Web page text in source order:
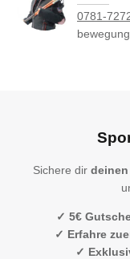
0781-
Sichere dir
✓ 5€
✓ Erfahre
✓